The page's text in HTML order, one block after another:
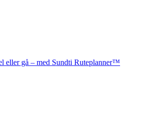
eller gå – med Sundti Ruteplanner™